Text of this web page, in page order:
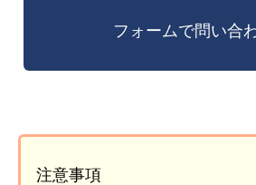
注意事項